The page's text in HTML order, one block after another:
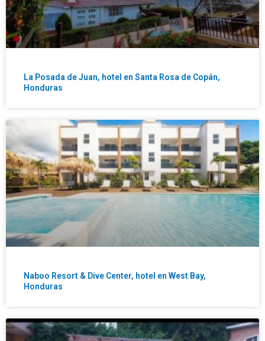
La Posada de Juan, hotel en Santa Rosa de Copán,
Honduras
Naboo Resort & Dive Center, hotel en West Bay,
Honduras